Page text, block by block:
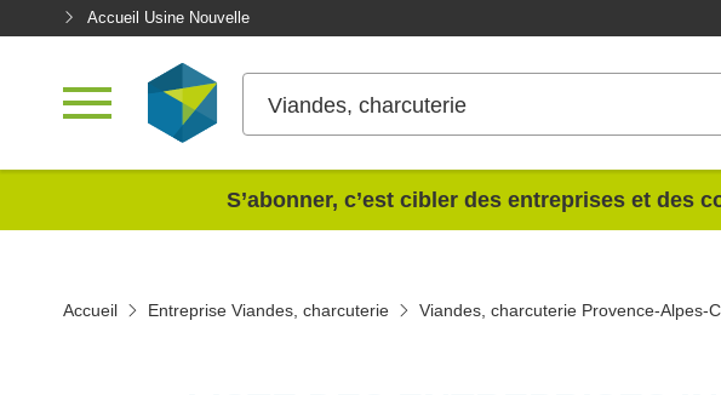
Accueil Usine Nouvelle
Viandes, charcuterie
S’abonner, c’est cibler des entreprises et
Accueil Entreprise Viandes, charcuterie Viandes, charcuterie Provence-Alpes-